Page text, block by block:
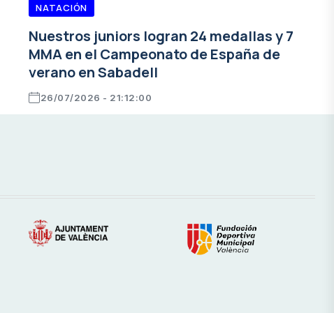
NATACIÓN
Nuestros juniors logran 24 medallas y 7
MMA en el Campeonato de España de
verano en Sabadell
26/07/2026 - 21:12:00